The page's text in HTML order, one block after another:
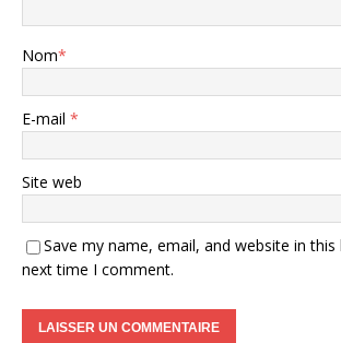
Nom*
E-mail *
Site web
Save my name, email, and website in
next time I comment.